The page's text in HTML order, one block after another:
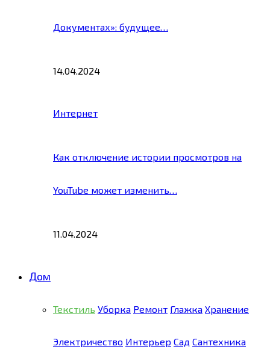
Документах»: будущее…
14.04.2024
Интернет
Как отключение истории просмотров на
YouTube может изменить…
11.04.2024
Дом
Текстиль Уборка Ремонт Глажка Хранение
Электричество Интерьер Сад Сантехника